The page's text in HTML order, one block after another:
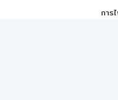
การ